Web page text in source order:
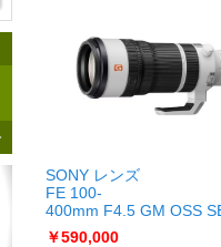
SONY レンズ
FE 100-
400mm F4.5 GM OSS
SEL100400MC
￥590,000